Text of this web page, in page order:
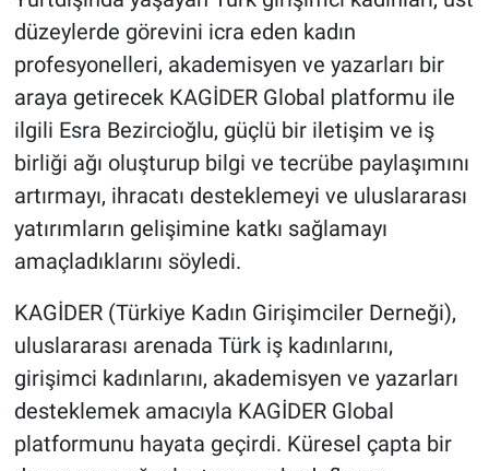
düzeylerde görevini icra eden kadın
profesyonelleri, akademisyen ve yazarları bir
araya getirecek KAGİDER Global platformu ile
ilgili Esra Bezircioğlu, güçlü bir iletişim ve iş
birliği ağı oluşturup bilgi ve tecrübe paylaşımını
artırmayı, ihracatı desteklemeyi ve uluslararası
yatırımların gelişimine katkı sağlamayı
amaçladıklarını söyledi.
KAGİDER (Türkiye Kadın Girişimciler Derneği),
uluslararası arenada Türk iş kadınlarını,
girişimci kadınlarını, akademisyen ve yazarları
desteklemek amacıyla KAGİDER Global
platformunu hayata geçirdi. Küresel çapta bir